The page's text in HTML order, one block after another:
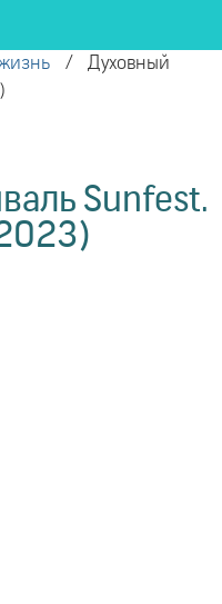
/ Духовный
Sunfest.